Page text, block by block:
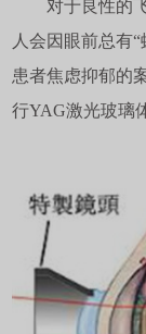
对于良性的飞
人会因眼前总有
患者焦虑抑郁的
行YAG激光玻璃